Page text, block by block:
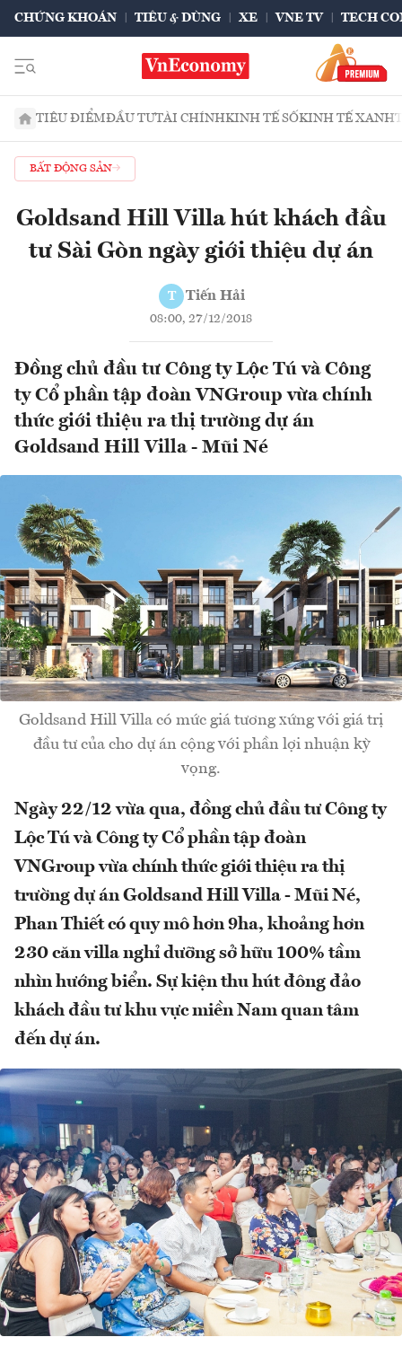
CHỨNG KHOÁN TIÊU & DÙNG XE VNE TV TECH
TIÊU ĐIỂMĐẦU TƯTÀI CHÍNHKINH TẾ SỐKINH TẾ XANH
BẤT ĐỘNG SẢN
Goldsand Hill Villa hút khách đầu
tư Sài Gòn ngày giới thiệu dự án
T Tiến Hải
08:00, 27/12/2018
Đồng chủ đầu tư Công ty Lộc Tú và Công
ty Cổ phần tập đoàn VNGroup vừa chính
thức giới thiệu ra thị trường dự án
Goldsand Hill Villa - Mũi Né
Goldsand Hill Villa có mức giá tương xứng với giá trị
đầu tư của cho dự án cộng với phần lợi nhuận kỳ
vọng.
Ngày 22/12 vừa qua, đồng chủ đầu tư Công ty
Lộc Tú và Công ty Cổ phần tập đoàn
VNGroup vừa chính thức giới thiệu ra thị
trường dự án Goldsand Hill Villa - Mũi Né,
Phan Thiết có quy mô hơn 9ha, khoảng hơn
230 căn villa nghỉ dưỡng sở hữu 100% tầm
nhìn hướng biển. Sự kiện thu hút đông đảo
khách đầu tư khu vực miền Nam quan tâm
đến dự án.